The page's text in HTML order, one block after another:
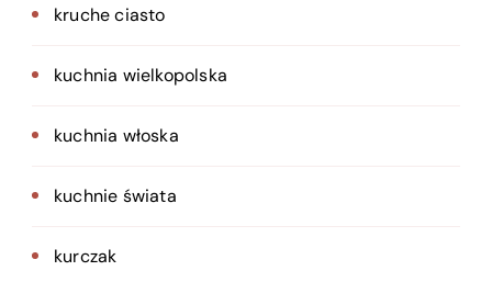
kruche ciasto
kuchnia wielkopolska
kuchnia włoska
kuchnie świata
kurczak